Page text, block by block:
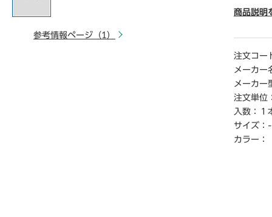
参考情報ページ（1）
【ご注意
※商品仕
い。
※仕入先
※詳細納
ご連絡く
時から18
商品説明
注文コー
メーカー
メーカー
注文単位
入数：
１
サイズ： -
カラー：